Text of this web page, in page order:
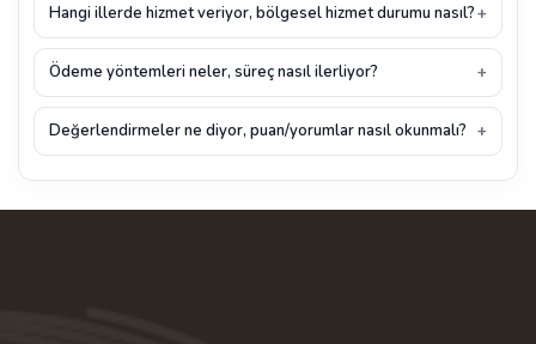
Hangi illerde hizmet veriyor, bölgesel hizmet durumu nasıl?
Ödeme yöntemleri neler, süreç nasıl ilerliyor?
Değerlendirmeler ne diyor, puan/yorumlar nasıl okunmalı?